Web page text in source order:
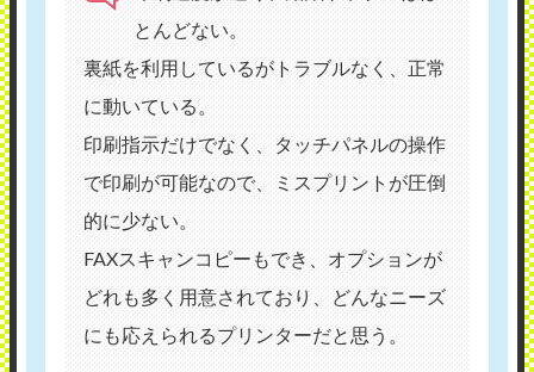
とんどない。
裏紙を利用しているがトラブルなく、正常
に動いている。
印刷指示だけでなく、タッチパネルの操作
で印刷が可能なので、ミスプリントが圧倒
的に少ない。
FAXスキャンコピーもでき、オプションが
どれも多く用意されており、どんなニーズ
にも応えられるプリンターだと思う。